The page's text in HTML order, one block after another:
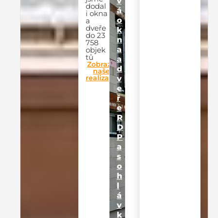
dodal
i okna
a
dveře
do 23
758
objek
tů
Zobrazit
naše
realizace
á
o
k
n
a
a
d
v
e
ř
e
R
D
P
a
s
o
h
l
á
v
k